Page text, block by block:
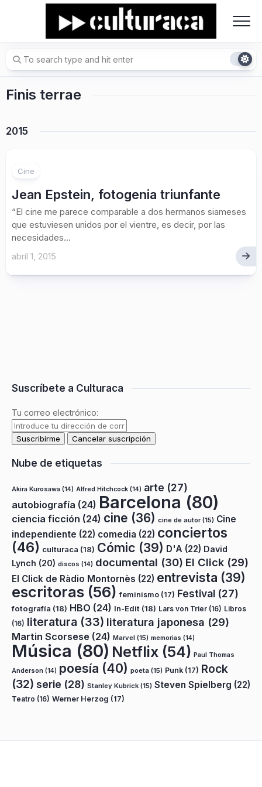
Finis terrae
2015
Cine
Jean Epstein, fotogenia triunfante
“El cine me parece comparable a dos hermanos siameses
que estuviesen unidos por el vientre, es decir, por las
necesidades...
abril 1, 2015
Suscríbete a Culturaca
Tu correo electrónico:
Nube de etiquetas
Akira Kurosawa (14) Alfred Hitchcock (14) arte (27)
autobiografía (24) Barcelona (80)
ciencia ficción (24) cine (36) cine de autor(15) Cine
independiente (22) comedia (22) conciertos
(46) culturaca (18) Cómic (39) D'A (22) David
Lynch (20) discos (14) documental (30) El Click (29)
El Click de Ràdio Montornès (22) entrevista (39)
escritoras (56) feminismo (17) Festival (27)
fotografía (18) HBO (24) In-Edit (18) Lars von Trier (16) Libros
(16) literatura (33) literatura japonesa (29)
Martin Scorsese (24) Marvel (15) memorias (14)
Música (80) Netflix (54) Paul Thomas
Anderson (14) poesía (40) poeta (15) Punk (17) Rock
(32) serie (28) Stanley Kubrick (15) Steven Spielberg (22)
Teatro (16) Werner Herzog (17)